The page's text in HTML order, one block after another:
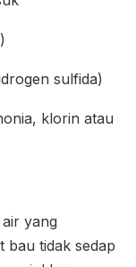
sulfida)
klorin atau
yang
bau tidak sedap